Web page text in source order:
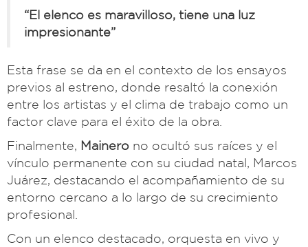
“El elenco es maravilloso, tiene una luz
impresionante”
Esta frase se da en el contexto de los ensayos
previos al estreno, donde resaltó la conexión
entre los artistas y el clima de trabajo como un
factor clave para el éxito de la obra.
Finalmente, Mainero no ocultó sus raíces y el
vínculo permanente con su ciudad natal, Marcos
Juárez, destacando el acompañamiento de su
entorno cercano a lo largo de su crecimiento
profesional.
Con un elenco destacado, orquesta en vivo y